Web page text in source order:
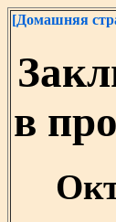
[Домашняя
в